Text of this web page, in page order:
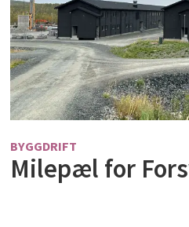
BYGGDRIFT
Milepæl for